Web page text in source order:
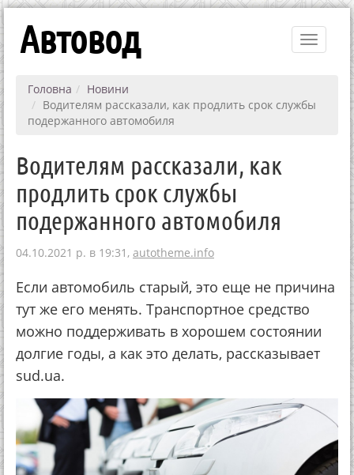
Toggle
Автовод
Головна
Новини
Водителям рассказали, как продлить срок службы
подержанного автомобиля
Водителям рассказали, как
продлить срок службы
подержанного автомобиля
04.10.2021 р. в 19:31, autotheme.info
Если автомобиль старый, это еще не причина
тут же его менять. Транспортное средство
можно поддерживать в хорошем состоянии
долгие годы, а как это делать, рассказывает
sud.ua.